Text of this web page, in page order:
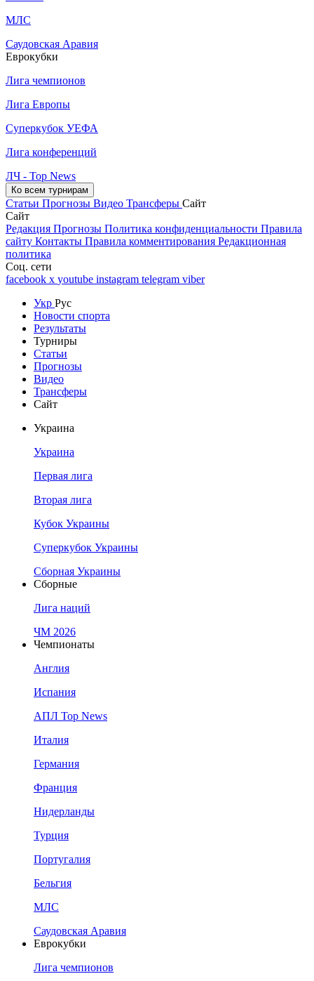
МЛС
Саудовская Аравия
Еврокубки
Лига чемпионов
Лига Европы
Суперкубок УЕФА
Лига конференций
ЛЧ - Top News
Ко всем турнирам
Статьи Прогнозы Видео Трансферы Сайт
Сайт
Редакция Прогнозы Политика конфиденциальности Правила
сайту Контакты Правила комментирования Редакционная
политика
Соц. сети
facebook x youtube instagram telegram viber
Укр Рус
Новости спорта
Результаты
Турниры
Статьи
Прогнозы
Видео
Трансферы
Сайт
Украина
Украина
Первая лига
Вторая лига
Кубок Украины
Суперкубок Украины
Сборная Украины
Сборные
Лига наций
ЧМ 2026
Чемпионаты
Англия
Испания
АПЛ Top News
Италия
Германия
Франция
Нидерланды
Турция
Португалия
Бельгия
МЛС
Саудовская Аравия
Еврокубки
Лига чемпионов